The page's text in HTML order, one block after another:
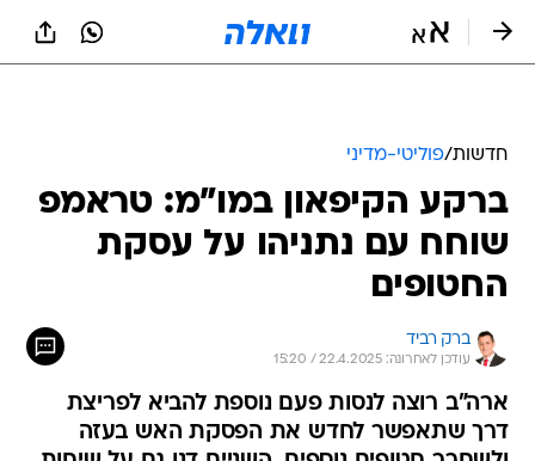
חדשות/פוליטי-מדיני
ברקע הקיפאון במו"מ: טראמפ
שוחח עם נתניהו על עסקת
החטופים
ברק רביד
עודכן לאחרונה: 22.4.2025 / 15:20
ארה"ב רוצה לנסות פעם נוספת להביא לפריצת
דרך שתאפשר לחדש את הפסקת האש בעזה